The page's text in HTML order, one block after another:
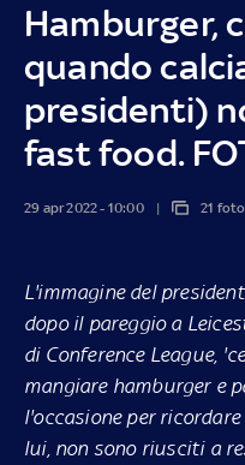
Hamburger,
quando
presidenti)
fast food.
29 apr 2022 - 10:00 21 foto
L'immagine del
dopo il pareggio a
di Conference League,
mangiare hamburger e
l'occasione per
lui, non sono riusciti a